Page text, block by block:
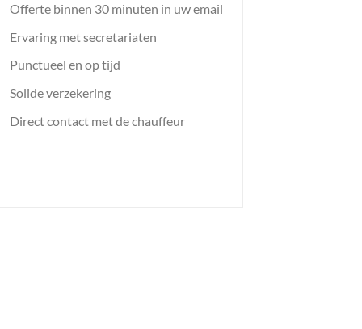
Offerte binnen 30 minuten in uw email
Ervaring met secretariaten
Punctueel en op tijd
Solide verzekering
Direct contact met de chauffeur